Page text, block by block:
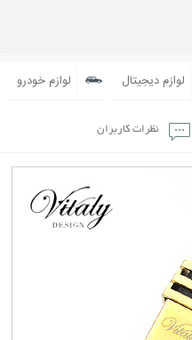
لوازم دیجیتال لوازم خودرو
نظرات کاربران